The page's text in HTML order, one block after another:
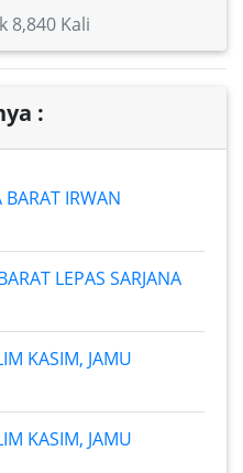
8,840 Kali
:
IRWAN
LEPAS SARJANA
KASIM, JAMU
KASIM, JAMU